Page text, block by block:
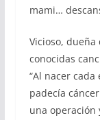
mami…
Vicioso,
conocidas
“Al nacer cada
padecía
una operación